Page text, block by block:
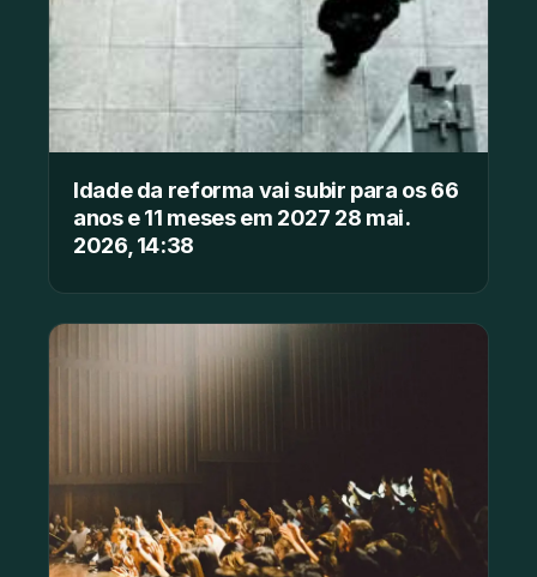
Idade da reforma vai subir para os 66
anos e 11 meses em 2027 28 mai.
2026, 14:38